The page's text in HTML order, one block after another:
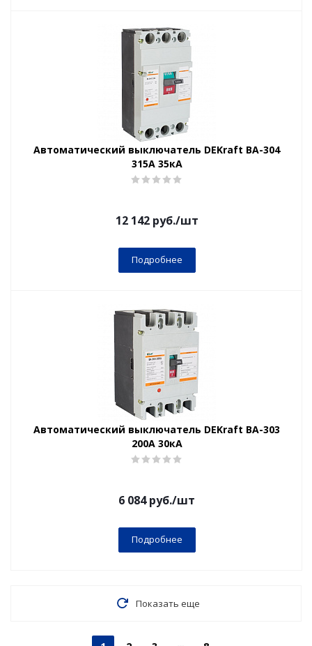
Автоматический выключатель DEKraft ВА-304
315А 35кА
12 142руб./шт
Подробнее
Автоматический выключатель DEKraft ВА-303
200А 30кА
6 084руб./шт
Подробнее
Показать еще